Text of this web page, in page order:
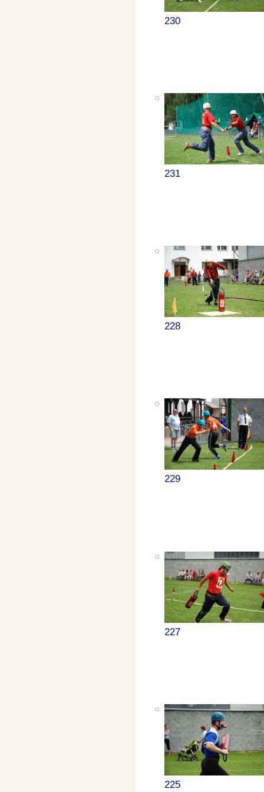
230
231
228
229
227
225